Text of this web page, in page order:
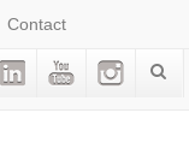
Contact